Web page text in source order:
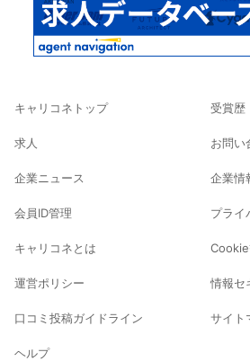
キャリコネトップ
求人
企業ニュース
会員ID管理
キャリコネとは
運営ポリシー
口コミ投稿ガイドライン
ヘルプ
受賞歴
お問い
企業情
プライ
情報セ
サイト